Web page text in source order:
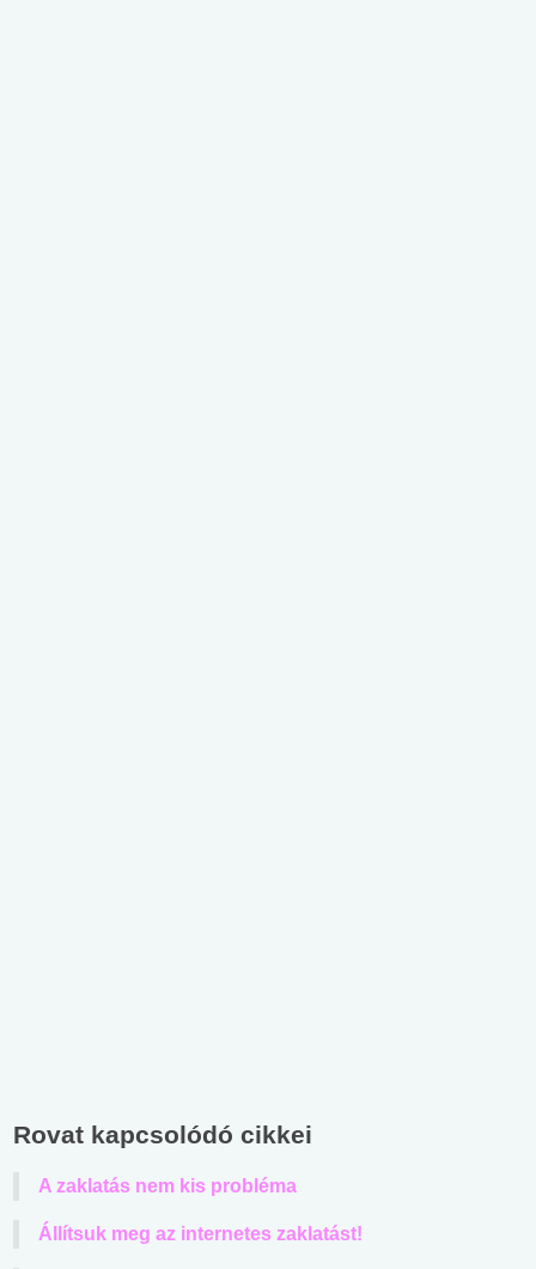
Rovat kapcsolódó cikkei
A zaklatás nem kis probléma
Állítsuk meg az internetes zaklatást!